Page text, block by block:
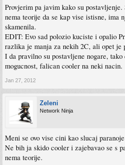
Sena, pogledaj i ovaj video na 1 m 20 sec imas
http://www.youtube.com/watch?v=EyXLu1Ms-q4
Sena,http://noctua.at/pdf/manuals/noctua_nh_ ...
Mislio sam na "plastic spacers", one koje nose
Ove u gornjem lijevom uglu, 4 komada...sa slike
http://www.frostytech.com/ArticleImages ...
Ove plastikice su konusne i zaobljenje u uzoj
postavljene kao piramide, siri ravni dio na MB,
Provjerim pa javim kako su postavljenje.
nema teorije da se kap vise istisne, ima
skamenila.
EDIT: Evo sad polozio kuciste i opalio
razlika je manja za nekih 2C, ali opet je
I da pravilno su postavljene nogare,
mogucnost, falican cooler na neki nacin.
Jan 27, 2012
Zeleni
Network Ninja
Meni se ovo vise cini kao slucaj
Ne bih ja skido cooler i zajebavao se s
nema teorije.